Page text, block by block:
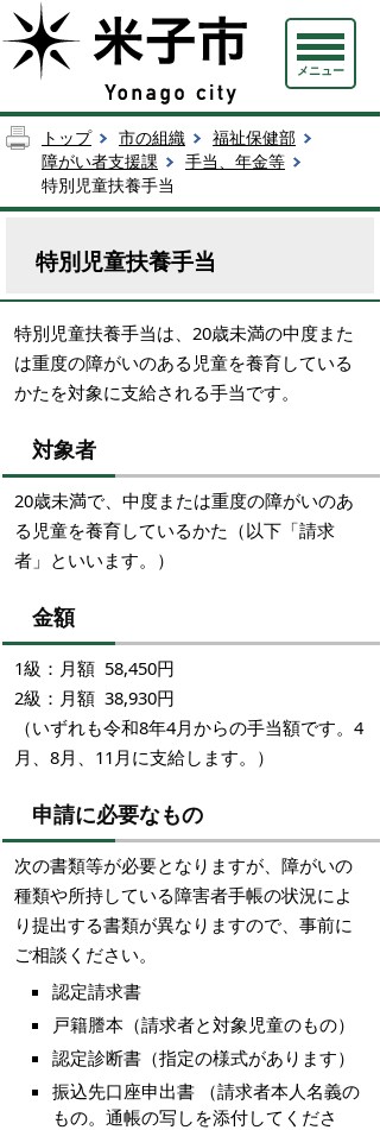
メニュー
トップ 市の組織
福祉保健部
障がい者支援課
手当、年金等
特別児童扶養手当
特別児童扶養手当
特別児童扶養手当は、20歳未満の中度また
は重度の障がいのある児童を養育している
かたを対象に支給される手当です。
対象者
20歳未満で、中度または重度の障がいのあ
る児童を養育しているかた（以下「請求
者」といいます。）
金額
1級：月額 58,450円
2級：月額 38,930円
（いずれも令和8年4月からの手当額です。4
月、8月、11月に支給します。）
申請に必要なもの
次の書類等が必要となりますが、障がいの
種類や所持している障害者手帳の状況によ
り提出する書類が異なりますので、事前に
ご相談ください。
認定請求書
戸籍謄本（請求者と対象児童のもの）
認定診断書（指定の様式があります）
振込先口座申出書 （請求者本人名義の
もの。通帳の写しを添付してくださ